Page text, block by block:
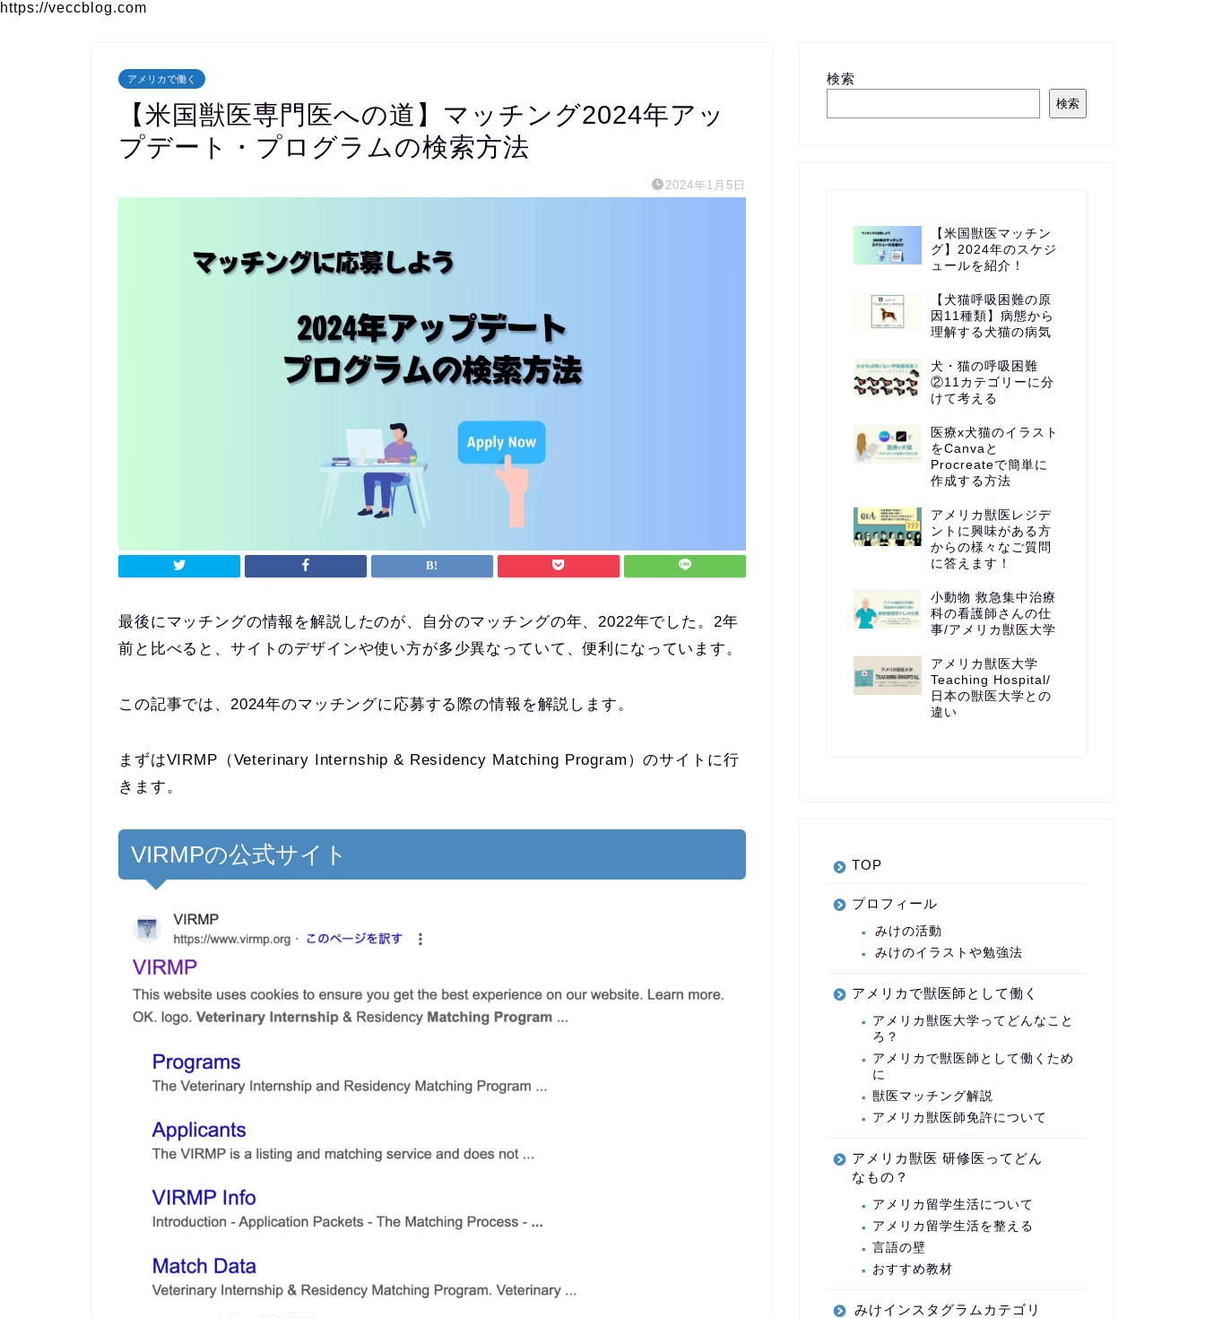
https://veccblog.com
アメリカで働く
【米国獣医専門医への道】マッチング2024年アッ
プデート・プログラムの検索方法
2024年1月5日
最後にマッチングの情報を解説したのが、自分のマッチングの年、2022年でした。2年
前と比べると、サイトのデザインや使い方が多少異なっていて、便利になっています。
この記事では、2024年のマッチングに応募する際の情報を解説します。
まずはVIRMP（Veterinary Internship & Residency Matching Program）のサイトに行
きます。
VIRMPの公式サイト
検索
検索
【米国獣医マッチン
グ】2024年のスケジ
ュールを紹介！
【犬猫呼吸困難の原
因11種類】病態から
理解する犬猫の病気
犬・猫の呼吸困難
②11カテゴリーに分
けて考える
医療x犬猫のイラスト
をCanvaと
Procreateで簡単に
作成する方法
アメリカ獣医レジデ
ントに興味がある方
からの様々なご質問
に答えます！
小動物 救急集中治療
科の看護師さんの仕
事/アメリカ獣医大学
アメリカ獣医大学
Teaching Hospital/
日本の獣医大学との
違い
TOP
プロフィール
みけの活動
みけのイラストや勉強法
アメリカで獣医師として働く
アメリカ獣医大学ってどんなこと
ろ？
アメリカで獣医師として働くため
に
獣医マッチング解説
アメリカ獣医師免許について
アメリカ獣医 研修医ってどん
なもの？
アメリカ留学生活について
アメリカ留学生活を整える
言語の壁
おすすめ教材
みけインスタグラムカテゴリ